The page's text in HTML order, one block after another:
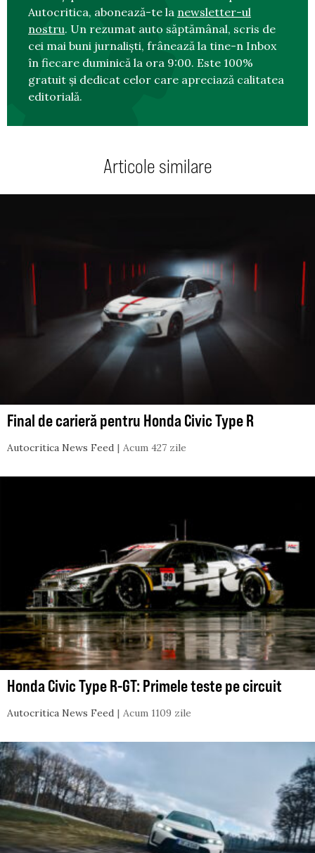
Autocritica, abonează-te la newsletter-ul
nostru. Un rezumat auto săptămânal, scris de
cei mai buni jurnaliști, frânează la tine-n Inbox
în fiecare duminică la ora 9:00. Este 100%
gratuit și dedicat celor care apreciază calitatea
editorială.
Articole similare
Final de carieră pentru Honda Civic Type R
Autocritica News Feed Acum 427 zile
Honda Civic Type R-GT: Primele teste pe circuit
Autocritica News Feed Acum 1109 zile